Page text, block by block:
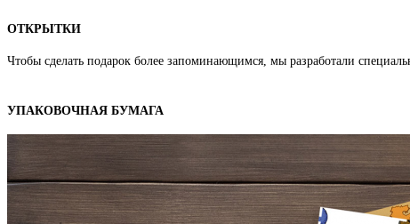
ОТКРЫТКИ
Чтобы сделать подарок более запоминающимся, мы разработали
УПАКОВОЧНАЯ БУМАГА